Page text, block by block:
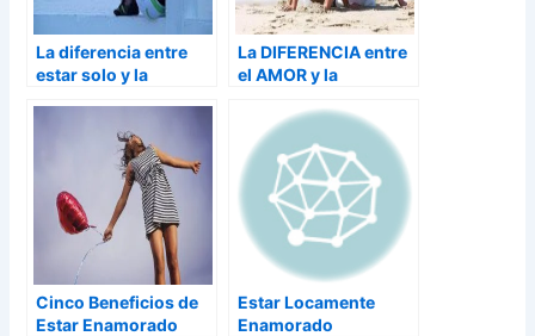
La diferencia entre
estar solo y la
La DIFERENCIA entre
el AMOR y la
Cinco Beneficios de
Estar Enamorado
Estar Locamente
Enamorado